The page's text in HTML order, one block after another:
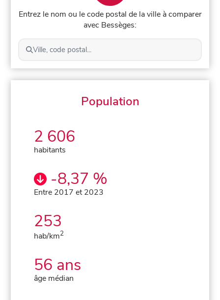
Entrez le nom ou le code postal de la ville à comparer
avec Bessèges:
Ville, code postal...
Population
2 606
habitants
-8,37 %
Entre 2017 et 2023
253
hab/km2
56 ans
âge médian